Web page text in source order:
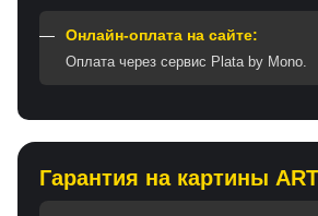
Онлайн-оплата на сайте:
Оплата через сервис Plata by Mono.
Гарантия на картины